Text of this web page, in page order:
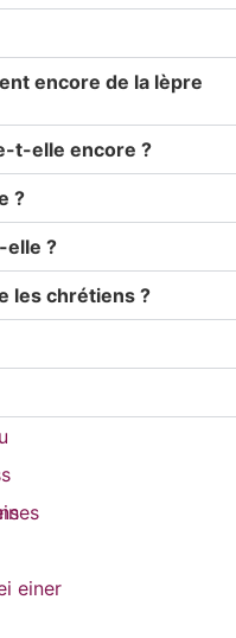
encore de la lèpre
t-elle encore ?
?
elle ?
les chrétiens ?